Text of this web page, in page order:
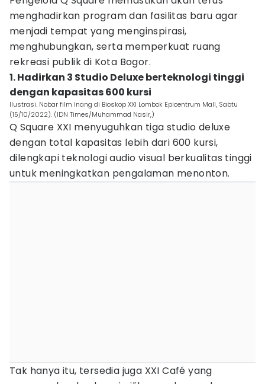
menghadirkan program dan fasilitas baru agar
menjadi tempat yang menginspirasi,
menghubungkan, serta memperkuat ruang
rekreasi publik di Kota Bogor.
1. Hadirkan 3 Studio Deluxe berteknologi tinggi
dengan kapasitas 600 kursi
Ilustrasi. Nobar film Inang di Bioskop XXI Lombok Epicentrum Mall, Sabtu
(15/10/2022). (IDN Times/Muhammad Nasir,)
Q Square XXI menyuguhkan tiga studio deluxe
dengan total kapasitas lebih dari 600 kursi,
dilengkapi teknologi audio visual berkualitas tinggi
untuk meningkatkan pengalaman menonton.
Tak hanya itu, tersedia juga XXI Café yang